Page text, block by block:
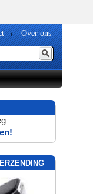
Over ons